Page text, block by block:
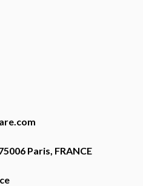
Paris, FRANCE